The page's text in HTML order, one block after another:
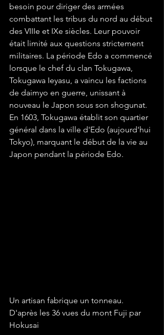
besoin pour diriger des armées
combattant les tribus du nord au début
des VIIIe et IXe siècles. Leur pouvoir
était limité aux questions strictement
militaires. La période Edo a commencé
lorsque le chef du clan Tokugawa,
Tokugawa Ieyasu, a vaincu les factions
de daimyo en guerre, unissant à
nouveau le Japon sous son shogunat.
En 1603, Tokugawa établit son quartier
général dans la ville d'Edo (aujourd'hui
Tokyo), marquant le début de la vie au
Japon pendant la période Edo.
Un artisan fabrique un tonneau.
D'après les 36 vues du mont Fuji par
Hokusai